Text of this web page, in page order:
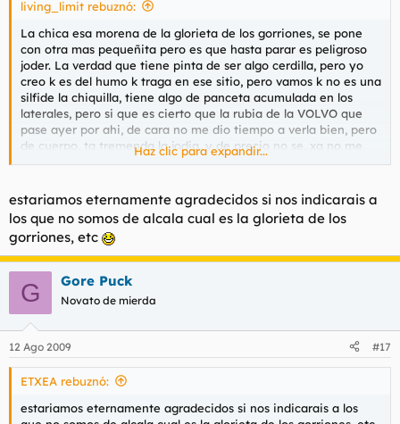
living_limit rebuznó:
La chica esa morena de la glorieta de los gorriones, se pone
con otra mas pequeñita pero es que hasta parar es peligroso
joder. La verdad que tiene pinta de ser algo cerdilla, pero yo
creo k es del humo k traga en ese sitio, pero vamos k no es una
silfide la chiquilla, tiene algo de panceta acumulada en los
laterales, pero si que es cierto que la rubia de la VOLVO que
pase ayer por ahi, de cara no me dio tiempo a verla bien, pero
de cuerpo, ta tremenda la jodia, y de precio no se, xq no me
pareeeee saludos cordialess
Haz clic para expandir...
estariamos eternamente agradecidos si nos indicarais a
los que no somos de alcala cual es la glorieta de los
gorriones, etc
G Gore Puck
Novato de mierda
12 Ago 2009 #17
ETXEA rebuznó:
estariamos eternamente agradecidos si nos indicarais a los